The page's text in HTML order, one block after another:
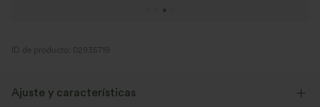
ID de producto: 02935719
Ajuste y características